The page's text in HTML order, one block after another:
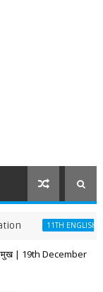
11TH ENGLISH
| 19th December